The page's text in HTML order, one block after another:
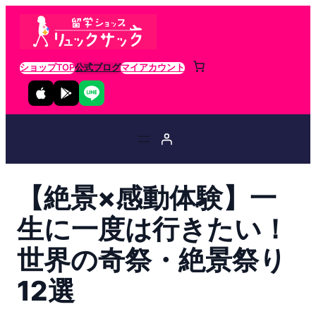
ショップTOP公式ブログマイアカウント
【絶景×感動体験】一
生に一度は行きたい！
世界の奇祭・絶景祭り
12選